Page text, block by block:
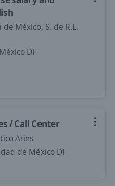
México, S. de R.L.
DF
/ Call Center
Aries
de México DF